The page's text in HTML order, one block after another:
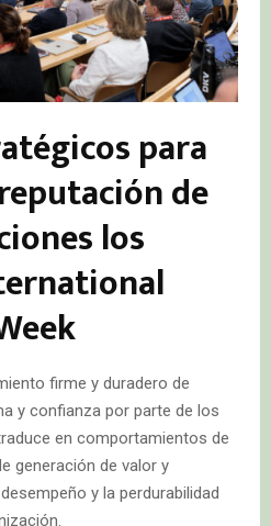
para
de
los
firme y duradero de
y confianza por parte de los
en comportamientos de
generación de valor y
y la perdurabilidad